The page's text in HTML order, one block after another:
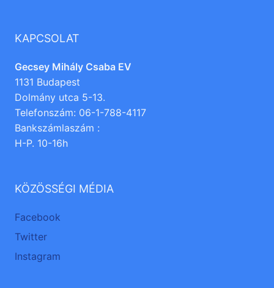
KAPCSOLAT
Gecsey Mihály Csaba EV
1131 Budapest
Dolmány utca 5-13.
Telefonszám: 06-1-788-4117
Bankszámlaszám :
H-P. 10-16h
KÖZÖSSÉGI MÉDIA
Facebook
Twitter
Instagram